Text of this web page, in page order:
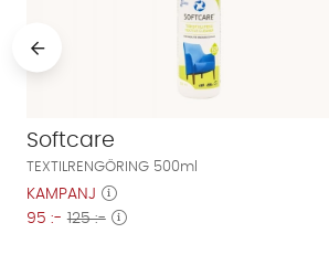
Softcare
TEXTILRENGÖRING 500ml
KAMPANJ
95 :- 125 :-